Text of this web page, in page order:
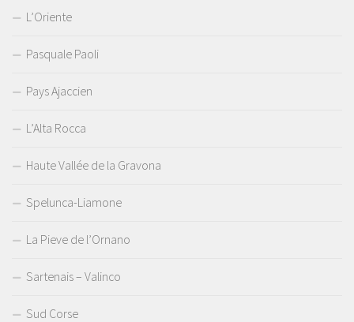
L’Oriente
Pasquale Paoli
Pays Ajaccien
L’Alta Rocca
Haute Vallée de la Gravona
Spelunca-Liamone
La Pieve de l’Ornano
Sartenais – Valinco
Sud Corse